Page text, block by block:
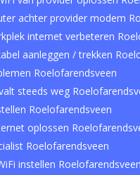
achter provider modem
internet verbeteren
aanleggen / trekken
Roelofarendsveen
steeds weg
Roelofarendsveen
oplossen
Roelofarendsveen
instellen Roelofarendsveen